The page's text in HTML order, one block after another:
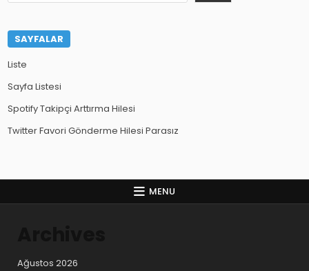
SAYFALAR
Liste
Sayfa Listesi
Spotify Takipçi Arttırma Hilesi
Twitter Favori Gönderme Hilesi Parasız
MENU
Ağustos 2026